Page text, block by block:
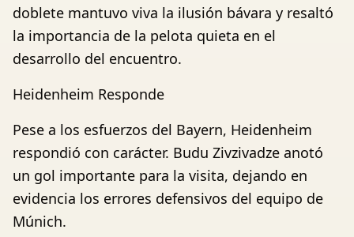
doblete mantuvo viva la ilusión bávara y resaltó
la importancia de la pelota quieta en el
desarrollo del encuentro.
Heidenheim Responde
Pese a los esfuerzos del Bayern, Heidenheim
respondió con carácter. Budu Zivzivadze anotó
un gol importante para la visita, dejando en
evidencia los errores defensivos del equipo de
Múnich.